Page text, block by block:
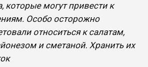
которые могут привести к
Особо осторожно
относиться к салатам,
и сметаной. Хранить их